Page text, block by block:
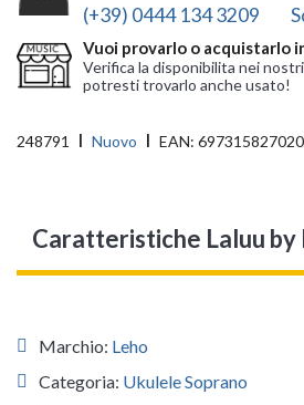
(+39) 0444 134 3209
Vuoi provarlo o acquistarlo
Verifica la disponibilita nei nostri
potresti trovarlo anche usato!
248791 Nuovo EAN:
Caratteristiche Laluu by
Marchio: Leho
Categoria: Ukulele Soprano